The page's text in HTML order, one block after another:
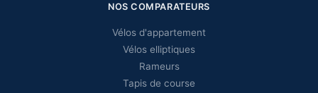
NOS COMPARATEURS
Vélos d'appartement
Vélos elliptiques
Rameurs
Tapis de course